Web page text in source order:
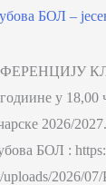
БОЛ –
у 18,00
2026/
БОЛ :
2026/